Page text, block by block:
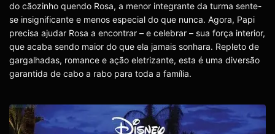
do cãozinho quendo Rosa, a menor integrante da turma sente-
se insignificante e menos especial do que nunca. Agora, Papi
precisa ajudar Rosa a encontrar – e celebrar – sua força interior,
que acaba sendo maior do que ela jamais sonhara. Repleto de
gargalhadas, romance e ação eletrizante, esta é uma diversão
garantida de cabo a rabo para toda a família.